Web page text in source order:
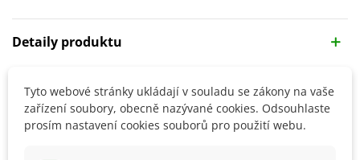
Detaily produktu
SOUVISEJÍCÍ PRODUKTY
Tyto webové stránky ukládají v souladu se zákony na vaše
zařízení soubory, obecně nazývané cookies. Odsouhlaste
prosím nastavení cookies souborů pro použití webu.